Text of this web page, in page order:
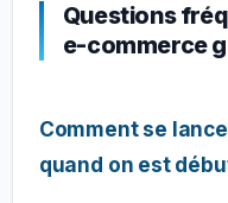
Questions
e-commerce
Comment se
quand on est